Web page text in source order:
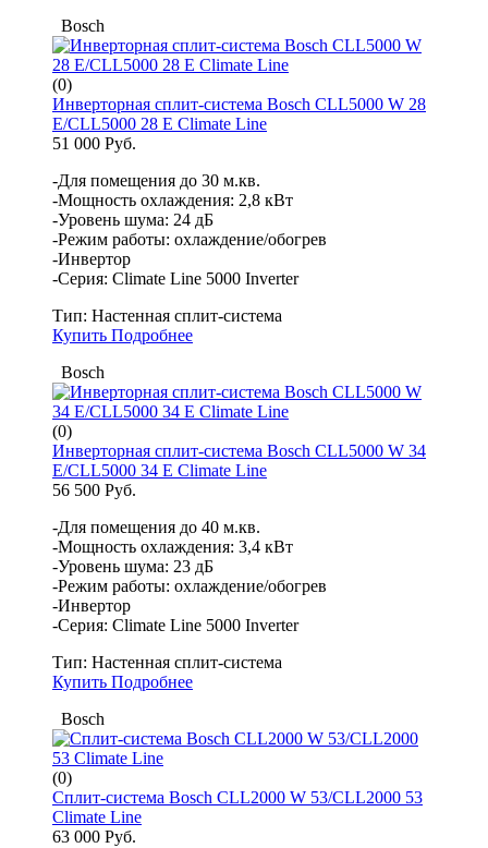
Bosch
(0)
Инверторная сплит-система Bosch CLL5000 W 28
E/CLL5000 28 E Climate Line
51 000 Руб.
-Для помещения до 30 м.кв.
-Мощность охлаждения: 2,8 кВт
-Уровень шума: 24 дБ
-Режим работы: охлаждение/обогрев
-Инвертор
-Серия: Climate Line 5000 Inverter
Тип: Настенная сплит-система
Купить Подробнее
Bosch
(0)
Инверторная сплит-система Bosch CLL5000 W 34
E/CLL5000 34 E Climate Line
56 500 Руб.
-Для помещения до 40 м.кв.
-Мощность охлаждения: 3,4 кВт
-Уровень шума: 23 дБ
-Режим работы: охлаждение/обогрев
-Инвертор
-Серия: Climate Line 5000 Inverter
Тип: Настенная сплит-система
Купить Подробнее
Bosch
(0)
Сплит-система Bosch CLL2000 W 53/CLL2000 53
Climate Line
63 000 Руб.